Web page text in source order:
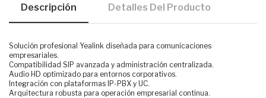
Descripción Detalles Del Producto
Solución profesional Yealink diseñada para comunicaciones
empresariales.
Compatibilidad SIP avanzada y administración centralizada.
Audio HD optimizado para entornos corporativos.
Integración con plataformas IP-PBX y UC.
Arquitectura robusta para operación empresarial continua.